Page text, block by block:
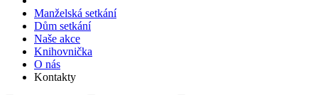
Manželská setkání
Dům setkání
Naše akce
Knihov­nička
O nás
Kontakty